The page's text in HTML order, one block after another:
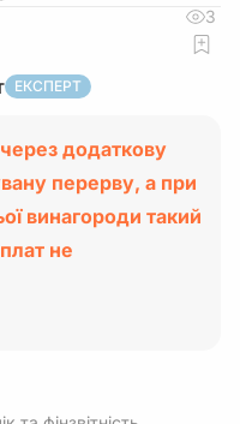
3
ЕКСПЕРТ
додаткову
перерву, а при
винагороди такий
не